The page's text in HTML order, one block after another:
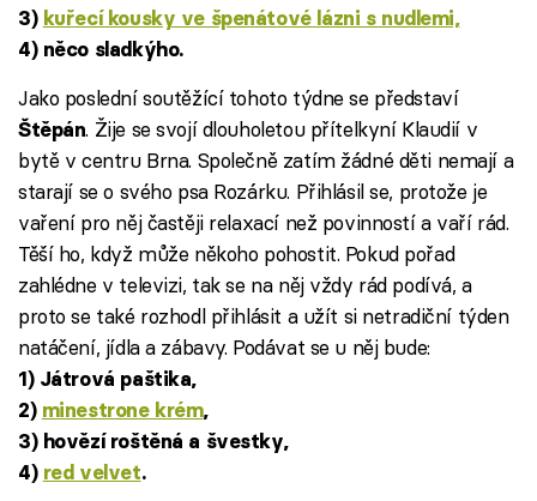
3) kuřecí kousky ve špenátové lázni s nudlemi,
4) něco sladkýho.
Jako poslední soutěžící tohoto týdne se představí
Štěpán. Žije se svojí dlouholetou přítelkyní Klaudií v
bytě v centru Brna. Společně zatím žádné děti nemají a
starají se o svého psa Rozárku. Přihlásil se, protože je
vaření pro něj častěji relaxací než povinností a vaří rád.
Těší ho, když může někoho pohostit. Pokud pořad
zahlédne v televizi, tak se na něj vždy rád podívá, a
proto se také rozhodl přihlásit a užít si netradiční týden
natáčení, jídla a zábavy. Podávat se u něj bude:
1) Játrová paštika,
2) minestrone krém,
3) hovězí roštěná a švestky,
4) red velvet.